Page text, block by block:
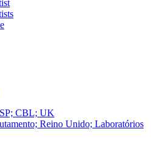
CBL; UK
Reino Unido; Laboratórios